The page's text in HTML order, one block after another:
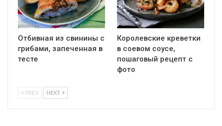
Отбивная из свинины с
грибами, запеченная в
тесте
Королевские креветки
в соевом соусе,
пошаговый рецепт с
фото
PREV NEXT